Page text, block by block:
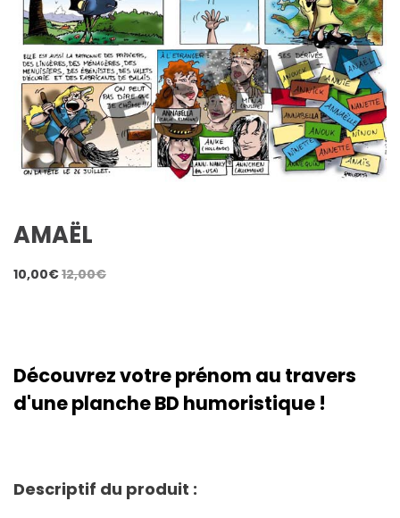
AMAËL
10,00€12,00€
Découvrez votre prénom au travers
d'une planche BD humoristique !
Descriptif du produit :